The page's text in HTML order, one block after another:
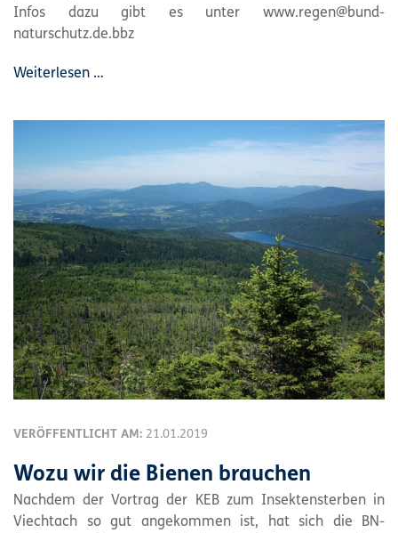
Infos dazu gibt es unter www.regen@bund-
naturschutz.de.bbz
Weiterlesen …
VERÖFFENTLICHT AM: 21.01.2019
Wozu wir die Bienen brauchen
Nachdem der Vortrag der KEB zum Insektensterben in
Viechtach so gut angekommen ist, hat sich die BN-